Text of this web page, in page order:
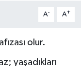
A- A+
olur.
yaşadıkları